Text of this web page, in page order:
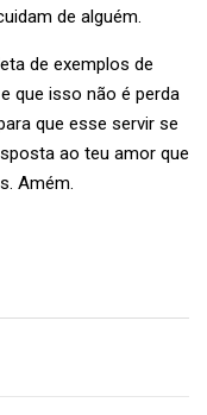
de alguém.
de exemplos de
que isso não é perda
que esse servir se
ao teu amor que
Amém.